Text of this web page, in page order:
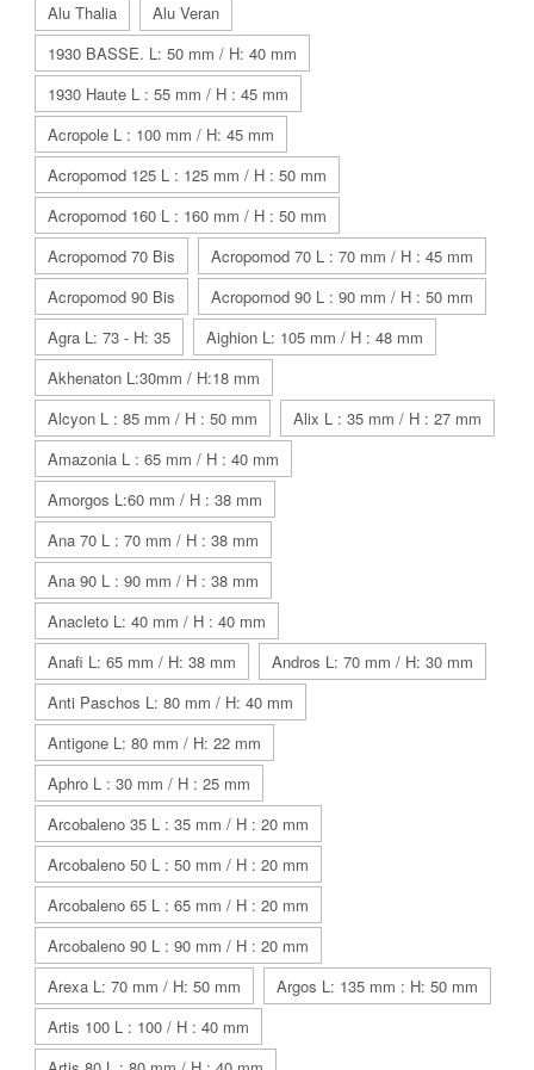
Alu Thalia
Alu Veran
1930 BASSE. L: 50 mm / H: 40 mm
1930 Haute L : 55 mm / H : 45 mm
Acropole L : 100 mm / H: 45 mm
Acropomod 125 L : 125 mm / H : 50 mm
Acropomod 160 L : 160 mm / H : 50 mm
Acropomod 70 Bis
Acropomod 70 L : 70 mm / H : 45 mm
Acropomod 90 Bis
Acropomod 90 L : 90 mm / H : 50 mm
Agra L: 73 - H: 35
Aighion L: 105 mm / H : 48 mm
Akhenaton L:30mm / H:18 mm
Alcyon L : 85 mm / H : 50 mm
Alix L : 35 mm / H : 27 mm
Amazonia L : 65 mm / H : 40 mm
Amorgos L:60 mm / H : 38 mm
Ana 70 L : 70 mm / H : 38 mm
Ana 90 L : 90 mm / H : 38 mm
Anacleto L: 40 mm / H : 40 mm
Anafi L: 65 mm / H: 38 mm
Andros L: 70 mm / H: 30 mm
Anti Paschos L: 80 mm / H: 40 mm
Antigone L: 80 mm / H: 22 mm
Aphro L : 30 mm / H : 25 mm
Arcobaleno 35 L : 35 mm / H : 20 mm
Arcobaleno 50 L : 50 mm / H : 20 mm
Arcobaleno 65 L : 65 mm / H : 20 mm
Arcobaleno 90 L : 90 mm / H : 20 mm
Arexa L: 70 mm / H: 50 mm
Argos L: 135 mm : H: 50 mm
Artis 100 L : 100 / H : 40 mm